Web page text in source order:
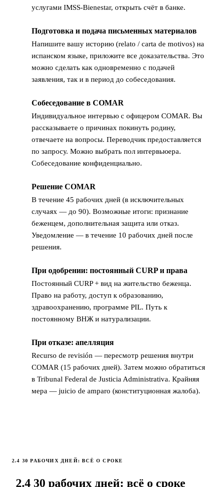
услугами IMSS-Bienestar, открыть счёт в банке.
Подготовка и подача письменных материалов
Напишите вашу историю (relato / carta de motivos) на
испанском языке, приложите все доказательства. Это
можно сделать как одновременно с подачей
заявления, так и в период до собеседования.
Собеседование в COMAR
Индивидуальное интервью с офицером COMAR. Вы
рассказываете о причинах покинуть родину,
отвечаете на вопросы. Переводчик предоставляется
по запросу. Можно выбрать пол интервьюера.
Собеседование конфиденциально.
Решение COMAR
В течение 45 рабочих дней (в исключительных
случаях — до 90). Возможные итоги: признание
беженцем, дополнительная защита или отказ.
Уведомление — в течение 10 рабочих дней после
решения.
При одобрении: постоянный CURP и права
Постоянный CURP + вид на жительство беженца.
Право на работу, доступ к образованию,
здравоохранению, программе PIL. Путь к
постоянному ВНЖ и натурализации.
При отказе: апелляция
Recurso de revisión — пересмотр решения внутри
COMAR (15 рабочих дней). Затем можно обратиться
в Tribunal Federal de Justicia Administrativa. Крайняя
мера — juicio de amparo (конституционная жалоба).
2.4 30 РАБОЧИХ ДНЕЙ: ВСЁ О СРОКЕ
2.4 30 рабочих дней: всё о сроке